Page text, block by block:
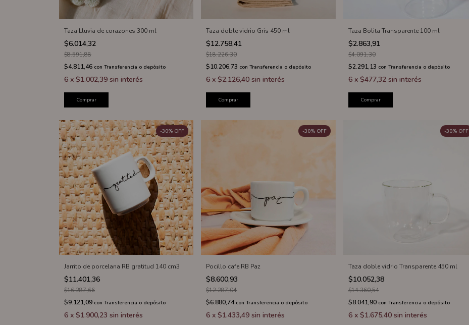
Taza Lluvia de corazones 300 ml
$6.014,32
$8.591,88
$4.811,46 con Transferencia o depósito
6 x $1.002,39 sin interés
Comprar
Taza doble vidrio Gris 450 ml
$12.758,41
$18.226,30
$10.206,73 con Transferencia o depósito
6 x$2.126,40 sin interés
Comprar
Taza Bolita Transparente 100 ml
$2.863,91
$4.091,30
$2.291,13 con Transferencia o depósito
6 x $477,32 sin interés
Comprar
Jarrito de porcelana RB gratitud 140 cm3
$11.401,36
-30% OFF
$16.287,66
$9.121,09 con Transferencia o depósito
6 x $1.900,23 sin interés
Pocillo cafe RB Paz
$8.600,93
-30% OFF
$12.287,04
$6.880,74 con Transferencia o depósito
6 x$1.433,49 sin interés
Taza doble vidrio Transparente 450 ml
$10.052,38
-30% OFF
$14.360,54
$8.041,90 con Transferencia o depósito
6 x $1.675,40 sin interés